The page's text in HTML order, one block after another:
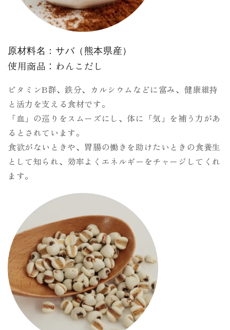
原材料名：サバ（熊本県産）
使用商品：わんこだし
ビタミンB群、鉄分、カルシウムなどに富み、健康維持
と活力を支える食材です。
「血」の巡りをスムーズにし、体に「気」を補う力があ
るとされています。
食欲がないときや、胃腸の働きを助けたいときの食養生
として知られ、効率よくエネルギーをチャージしてくれ
ます。